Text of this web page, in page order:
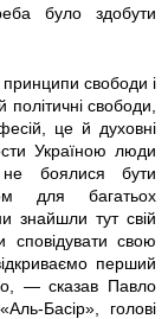
було здобути
свободи і
свободи,
це й духовні
Україною люди
не боялися бути
для багатьох
знайшли тут свій
свою
перший
— сказав Павло
Басір», голові